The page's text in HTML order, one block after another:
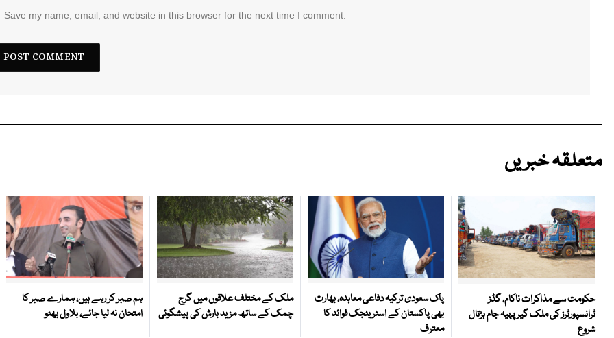
Save my name, email, and website in this browser for the next time I comment.
متعلقہ خبریں
حکومت سے مذاکرات ناکام، گڈز
ٹرانسپورٹرز کی ملک گیر پہیہ جام ہڑتال
شروع
پاک سعودی ترکیہ دفاعی معاہدہ، بھارت
بھی پاکستان کے اسٹریٹجک فوائد کا
معترف
ملک کے مختلف علاقوں میں گرج
چمک کے ساتھ مزید بارش کی پیشگوئی
ہم صبر کر رہے ہیں، ہمارے صبر کا
امتحان نہ لیا جائے، بلاول بھٹو